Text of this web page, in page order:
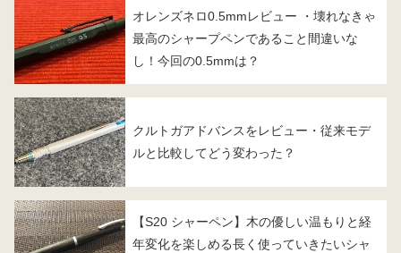
オレンズネロ0.5mmレビュー ・壊れなきゃ
最高のシャープペンであること間違いな
し！今回の0.5mmは？
クルトガアドバンスをレビュー・従来モデ
ルと比較してどう変わった？
【S20 シャーペン】木の優しい温もりと経
年変化を楽しめる長く使っていきたいシャ